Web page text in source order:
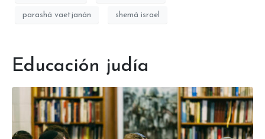
parashá vaetjanán shemá israel
Educación judía